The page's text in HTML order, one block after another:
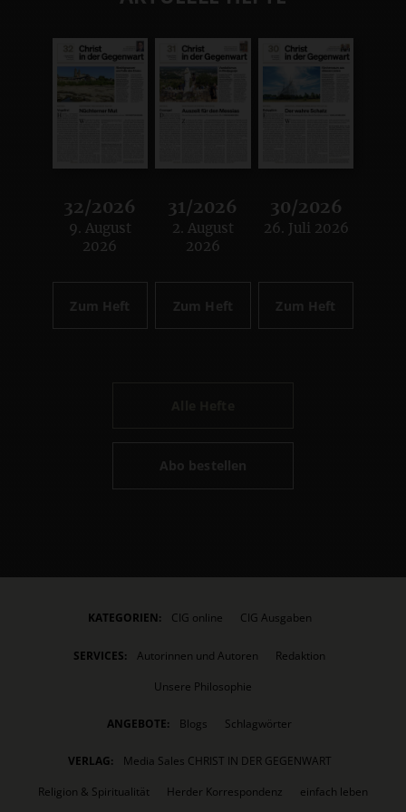
32/2026
:
9. August
2026
Zum Heft
31/2026
:
2. August
2026
Zum Heft
30/2026
:
26. Juli 2026
Zum Heft
Abo bestellen
KATEGORIEN: CIG online CIG Ausgaben
SERVICES: Autorinnen und Autoren
Redaktion
Unsere Philosophie
ANGEBOTE: Blogs Schlagwörter
VERLAG:
Media Sales CHRIST IN DER GEGENWART
Religion & Spiritualität
Herder Korrespondenz
einfach leben